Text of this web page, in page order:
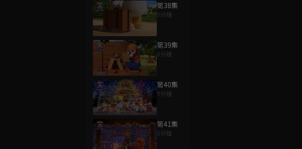
第38集
9分鐘
第39集
8分鐘
第40集
9分鐘
第41集
8分鐘